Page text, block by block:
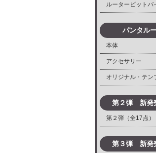
ルータービットバ
パンタル
本体
アクセサリー
オリジナル・テン
第２弾 新発
第２弾（全17点）
第３弾 新発